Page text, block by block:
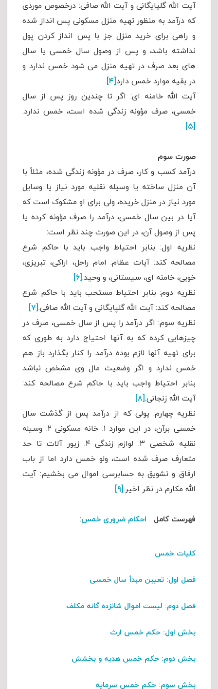
آیت الله گلپایگانی و آیت الله صافی: درخصوص موردی
که درآمد به منظور تهیه منزل مسکونی پس انداز شده
و راهی برای خرید منزل جز با پس انداز کردن پول
نداشته باشد، و پس از وصول سال خمسی یا سال
های بعد صرف در تهیه منزل می شود خمس ندارد و
در بقیه موارد خمس دارد[۴]
.
آیت الله خامنه ای: اگر تا چندین روز پس از سال
خمسی، صرف مؤونه زندگی شده است، خمس ندارد.
[۵]
صورت سوم
درآمد کسب و کار، صرف در مؤونه زندگی شده، مثلاً با
آن منزل ساخته یا وسیله نقلیه مورد نیاز یا وسایل
مورد نیاز در منزل خریده، ولی برای او مشکوک است که
آیا در بین سال خمسی، درآمد را صرف مؤونه کرده یا
پس از وصول آن، در این صورت چند نظر است:
نظریه اول: بنابر احتیاط واجب باید با حاکم شرع
مصالحه کند: آیات عظام: امام راحل، اراکی، تبریزی،
خویی، خامنه ای، سیستانی، و وحید.[۶]
نظریه دوم: بنابر احتیاط مستحب باید با حاکم شرع
مصالحه کند: آیت الله گلپایگانی و آیت الله صافی.[۷]
نظریه سوم: اگر درآمد را پس از سال خمسی، صرف در
چیزهایی کرده که به آنها احتیاج دارد به طوری که
برای تهیه آنها لازم بوده درآمد را کنار بگذارد باز هم
خمس ندارد و اگر وضعیت مال وی مشخص نباشد
بنابر احتیاط واجب باید با حاکم شرع مصالحه کند:
آیت الله زنجانی.[۸]
نظریه چهارم: پولی که از درآمد پس از گذشت سال
خمسی برآن، در این موارد ۱. خانه مسکونی ۲. وسیله
نقلیه شخصی ۳. لوازم زندگی ۴. زیور آلات تا حد
متعارف صرف شده است، ولو خمس دارد اما از باب
ارفاق و تشویق به حسابرسی اموال می بخشیم: آیت
الله مکارم در نظر اخیر.[۹]
فهرست کامل احکام ضروری خمس:
کلیات خمس
فصل اول: تعیین مبدأ سال خمسی
فصل دوم: لیست اموال شانزده گانه مکلف
بخش اول:حکم خمس ارث
بخش دوم:حکم خمس هدیه و بخشش
بخش سوم:حکم خمس سرمایه